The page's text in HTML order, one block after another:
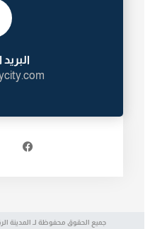
جميع الحقوق محفوظة لـ المدينة